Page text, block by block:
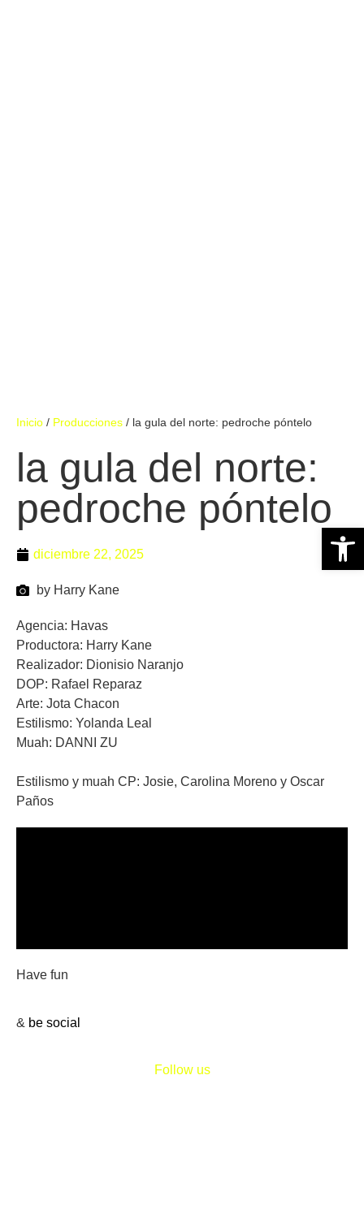
Inicio / Producciones / la gula del norte: pedroche póntelo
la gula del norte:
pedroche póntelo
diciembre 22, 2025
by Harry Kane
Agencia: Havas
Productora: Harry Kane
Realizador: Dionisio Naranjo
DOP: Rafael Reparaz
Arte: Jota Chacon
Estilismo: Yolanda Leal
Muah: DANNI ZU
Estilismo y muah CP: Josie, Carolina Moreno y Oscar
Paños
Have fun
& be social
Follow us
Abrir